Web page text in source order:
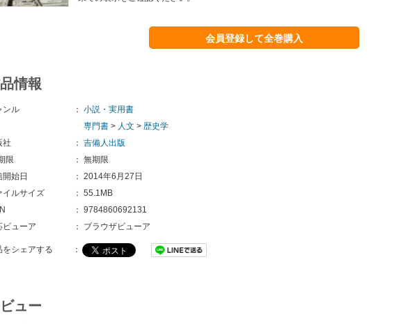
会員登録して全巻購入
情報
ンル ： 小説・実用書
専門書 > 人文 > 歴史学
社
： 吉備人出版
限
： 無期限
開始日
： 2014年6月27日
イルサイズ
： 55.1MB
： 9784860692131
ビューア
： ブラウザビューア
をシェアする ：
ュー